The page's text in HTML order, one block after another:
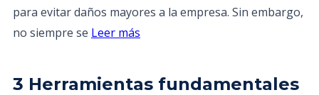
para evitar daños mayores a la empresa. Sin embargo,
no siempre se Leer más
3 Herramientas fundamentales